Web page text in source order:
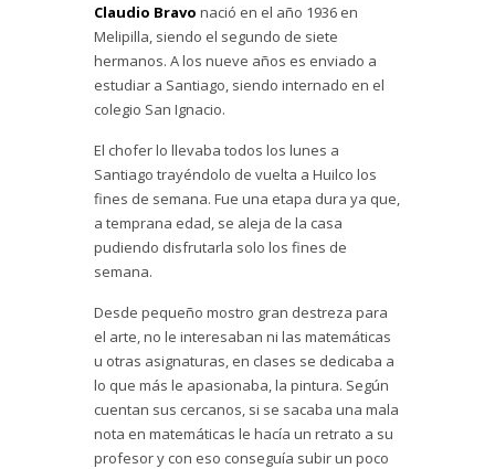
Claudio Bravo nació en el año 1936 en
Melipilla, siendo el segundo de siete
hermanos. A los nueve años es enviado a
estudiar a Santiago, siendo internado en el
colegio San Ignacio.
El chofer lo llevaba todos los lunes a
Santiago trayéndolo de vuelta a Huilco los
fines de semana. Fue una etapa dura ya que,
a temprana edad, se aleja de la casa
pudiendo disfrutarla solo los fines de
semana.
Desde pequeño mostro gran destreza para
el arte, no le interesaban ni las matemáticas
u otras asignaturas, en clases se dedicaba a
lo que más le apasionaba, la pintura. Según
cuentan sus cercanos, si se sacaba una mala
nota en matemáticas le hacía un retrato a su
profesor y con eso conseguía subir un poco